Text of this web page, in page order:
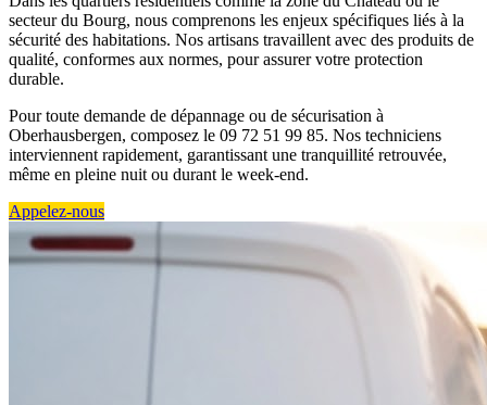
secteur du Bourg, nous comprenons les enjeux spécifiques liés à la
sécurité des habitations. Nos artisans travaillent avec des produits de
qualité, conformes aux normes, pour assurer votre protection
durable.
Pour toute demande de dépannage ou de sécurisation à
Oberhausbergen, composez le 09 72 51 99 85. Nos techniciens
interviennent rapidement, garantissant une tranquillité retrouvée,
même en pleine nuit ou durant le week-end.
Appelez-nous